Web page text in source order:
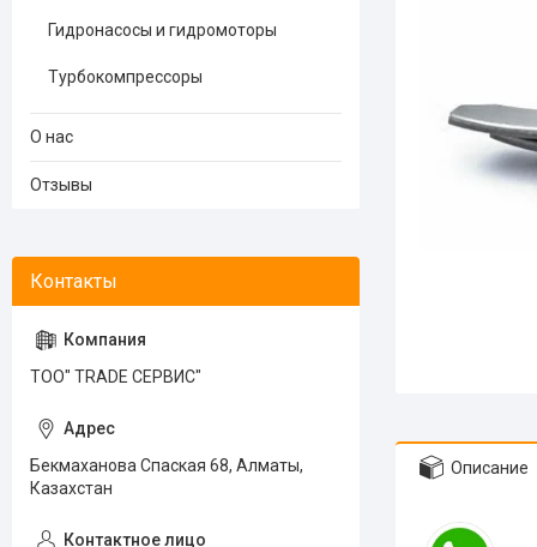
Описание
Гидронасосы и гидромоторы
Турбокомпрессоры
О нас
Отзывы
ТОО" TRADE СЕРВИС"
Бекмаханова Спаская 68, Алматы,
Казахстан